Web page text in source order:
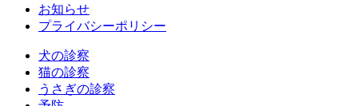
お知らせ
プライバシーポリシー
犬の診察
猫の診察
うさぎの診察